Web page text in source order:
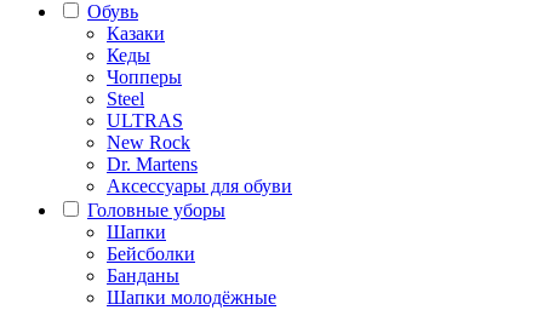
Обувь
Казаки
Кеды
Чопперы
Steel
ULTRAS
New Rock
Dr. Martens
Аксессуары для обуви
Головные уборы
Шапки
Бейсболки
Банданы
Шапки молодёжные